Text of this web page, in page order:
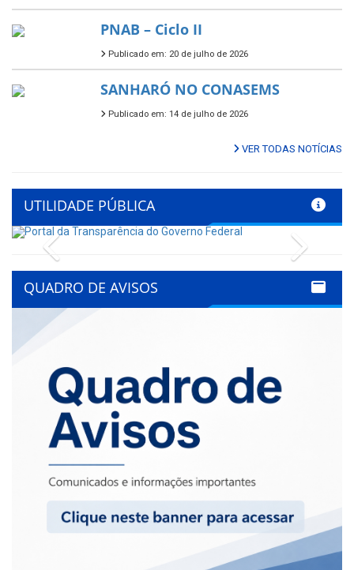
PNAB – Ciclo II
Publicado em: 20 de julho de 2026
SANHARÓ NO CONASEMS
Publicado em: 14 de julho de 2026
VER TODAS NOTÍCIAS
UTILIDADE PÚBLICA
Previous
QUADRO DE AVISOS